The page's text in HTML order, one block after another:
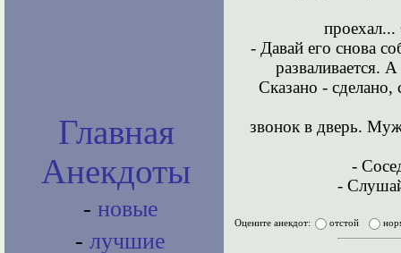
Главная
Анекдоты
- новые
- лучшие
проехал...
- Давай его снова
разваливается.
Сказано - сделано,
звонок в дверь.
-
-
Оцените анекдот: отстой